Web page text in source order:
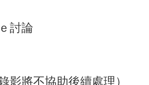
討論
影將不協助後續處理）